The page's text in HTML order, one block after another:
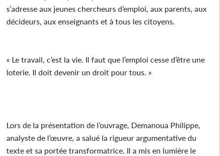
s’adresse aux jeunes chercheurs d’emploi, aux parents, aux
décideurs, aux enseignants et à tous les citoyens.
« Le travail, c’est la vie. Il faut que l’emploi cesse d’être une
loterie. Il doit devenir un droit pour tous. »
Lors de la présentation de l’ouvrage, Demanoua Philippe,
analyste de l’œuvre, a salué la rigueur argumentative du
texte et sa portée transformatrice. Il a mis en lumière le